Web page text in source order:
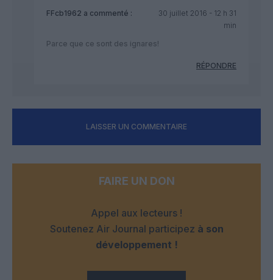
FFcb1962 a commenté :
30 juillet 2016 - 12 h 31
min
Parce que ce sont des ignares!
RÉPONDRE
LAISSER UN COMMENTAIRE
FAIRE UN DON
Appel aux lecteurs !
Soutenez Air Journal participez à son
développement !